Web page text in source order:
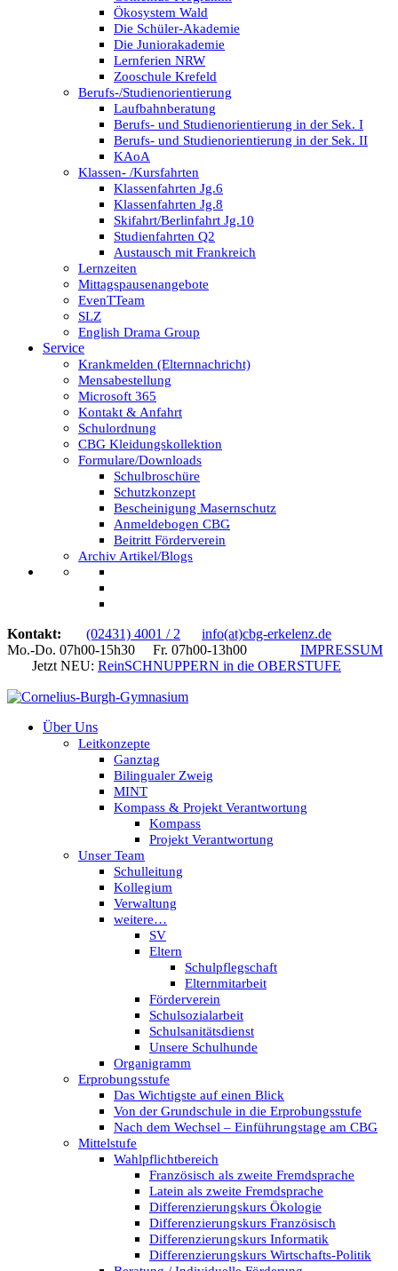
Ökosystem Wald
Die Schüler-Akademie
Die Juniorakademie
Lernferien NRW
Zooschule Krefeld
Berufs-/Studienorientierung
Laufbahnberatung
Berufs- und Studienorientierung in der Sek. I
Berufs- und Studienorientierung in der Sek. II
KAoA
Klassen- /Kursfahrten
Klassenfahrten Jg.6
Klassenfahrten Jg.8
Skifahrt/Berlinfahrt Jg.10
Studienfahrten Q2
Austausch mit Frankreich
Lernzeiten
Mittagspausenangebote
EvenTTeam
SLZ
English Drama Group
Service
Krankmelden (Elternnachricht)
Mensabestellung
Microsoft 365
Kontakt & Anfahrt
Schulordnung
CBG Kleidungskollektion
Formulare/Downloads
Schulbroschüre
Schutzkonzept
Bescheinigung Masernschutz
Anmeldebogen CBG
Beitritt Förderverein
Archiv Artikel/Blogs
Kontakt: (02431) 4001 / 2
info(at)cbg-erkelenz.de
Mo.-Do. 07h00-15h30 Fr. 07h00-13h00 IMPRESSUM
Jetzt NEU: ReinSCHNUPPERN in die OBERSTUFE
Über Uns
Leitkonzepte
Ganztag
Bilingualer Zweig
MINT
Kompass & Projekt Verantwortung
Kompass
Projekt Verantwortung
Unser Team
Schulleitung
Kollegium
Verwaltung
weitere…
SV
Eltern
Schulpflegschaft
Elternmitarbeit
Förderverein
Schulsozialarbeit
Schulsanitätsdienst
Unsere Schulhunde
Organigramm
Erprobungsstufe
Das Wichtigste auf einen Blick
Von der Grundschule in die Erprobungsstufe
Nach dem Wechsel – Einführungstage am CBG
Mittelstufe
Wahlpflichtbereich
Französisch als zweite Fremdsprache
Latein als zweite Fremdsprache
Differenzierungskurs Ökologie
Differenzierungskurs Französisch
Differenzierungskurs Informatik
Differenzierungskurs Wirtschafts-Politik